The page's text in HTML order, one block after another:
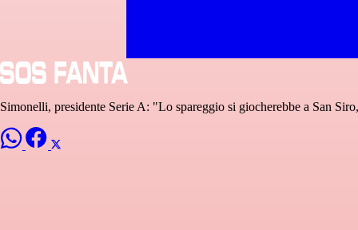
Simonelli, presidente Serie A: "Lo spareggio si giocherebbe a San